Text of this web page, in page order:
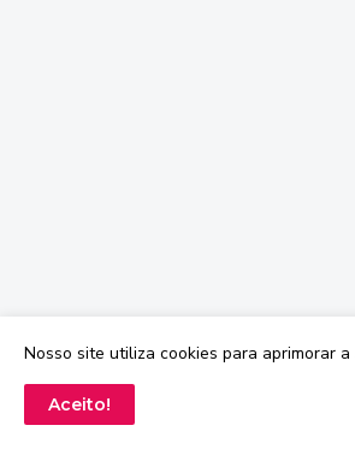
Nosso site utiliza cookies para aprimorar a
Aceito!